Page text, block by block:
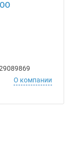
О компании